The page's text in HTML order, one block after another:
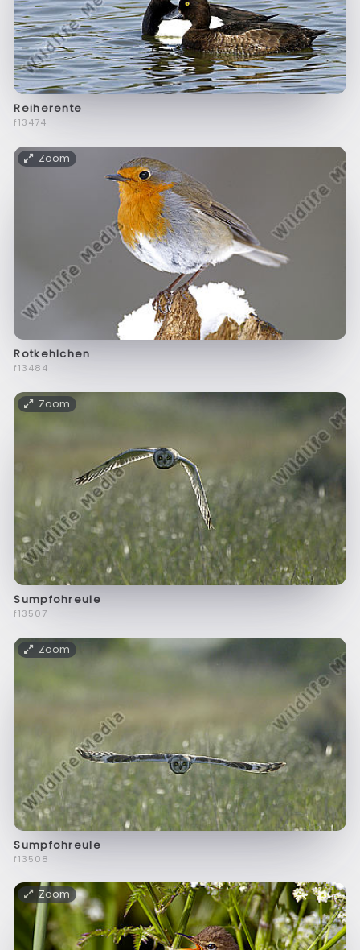
Reiherente
f13474
Zoom
Rotkehlchen
f13484
Zoom
Sumpfohreule
f13507
Zoom
Sumpfohreule
f13508
Zoom